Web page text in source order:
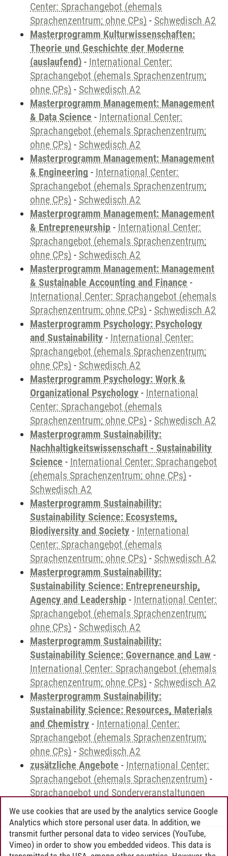
Center: Sprachangebot (ehemals
Sprachenzentrum; ohne CPs) - Schwedisch A2
Masterprogramm Kulturwissenschaften:
Theorie und Geschichte der Moderne
(auslaufend) - International Center:
Sprachangebot (ehemals Sprachenzentrum;
ohne CPs) - Schwedisch A2
Masterprogramm Management: Management
& Data Science - International Center:
Sprachangebot (ehemals Sprachenzentrum;
ohne CPs) - Schwedisch A2
Masterprogramm Management: Management
& Engineering - International Center:
Sprachangebot (ehemals Sprachenzentrum;
ohne CPs) - Schwedisch A2
Masterprogramm Management: Management
& Entrepreneurship - International Center:
Sprachangebot (ehemals Sprachenzentrum;
ohne CPs) - Schwedisch A2
Masterprogramm Management: Management
& Sustainable Accounting and Finance -
International Center: Sprachangebot (ehemals
Sprachenzentrum; ohne CPs) - Schwedisch A2
Masterprogramm Psychology: Psychology
and Sustainability - International Center:
Sprachangebot (ehemals Sprachenzentrum;
ohne CPs) - Schwedisch A2
Masterprogramm Psychology: Work &
Organizational Psychology - International
Center: Sprachangebot (ehemals
Sprachenzentrum; ohne CPs) - Schwedisch A2
Masterprogramm Sustainability:
Nachhaltigkeitswissenschaft - Sustainability
Science - International Center: Sprachangebot
(ehemals Sprachenzentrum; ohne CPs) -
Schwedisch A2
Masterprogramm Sustainability:
Sustainability Science: Ecosystems,
Biodiversity and Society - International
Center: Sprachangebot (ehemals
Sprachenzentrum; ohne CPs) - Schwedisch A2
Masterprogramm Sustainability:
Sustainability Science: Entrepreneurship,
Agency and Leadership - International Center:
Sprachangebot (ehemals Sprachenzentrum;
ohne CPs) - Schwedisch A2
Masterprogramm Sustainability:
Sustainability Science: Governance and Law -
International Center: Sprachangebot (ehemals
Sprachenzentrum; ohne CPs) - Schwedisch A2
Masterprogramm Sustainability:
Sustainability Science: Resources, Materials
and Chemistry - International Center:
Sprachangebot (ehemals Sprachenzentrum;
ohne CPs) - Schwedisch A2
zusätzliche Angebote - International Center:
Sprachangebot (ehemals Sprachenzentrum) -
Sprachangebot und Sonderveranstaltungen
Andreea Tribel 30.06.2024
We use cookies that are used by the analytics service Google
Analytics which store personal user data. In addition, we
transmit further personal data to video services (YouTube,
Vimeo) in order to show you embedded videos. This data is